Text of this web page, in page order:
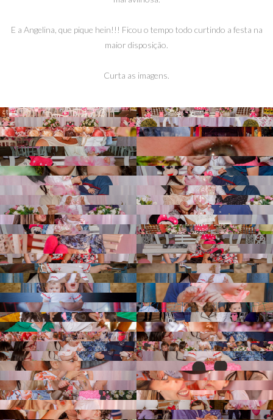
E a Angelina, que pique hein!!! Ficou o tempo todo curtindo a festa na
maior disposição.
Curta as imagens.